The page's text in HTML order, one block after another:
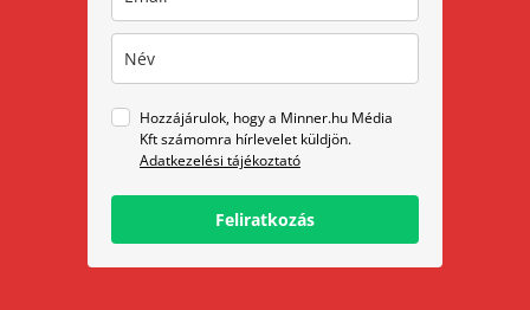
Hozzájárulok, hogy a Minner.hu Média
Kft számomra hírlevelet küldjön.
Adatkezelési tájékoztató
Feliratkozás